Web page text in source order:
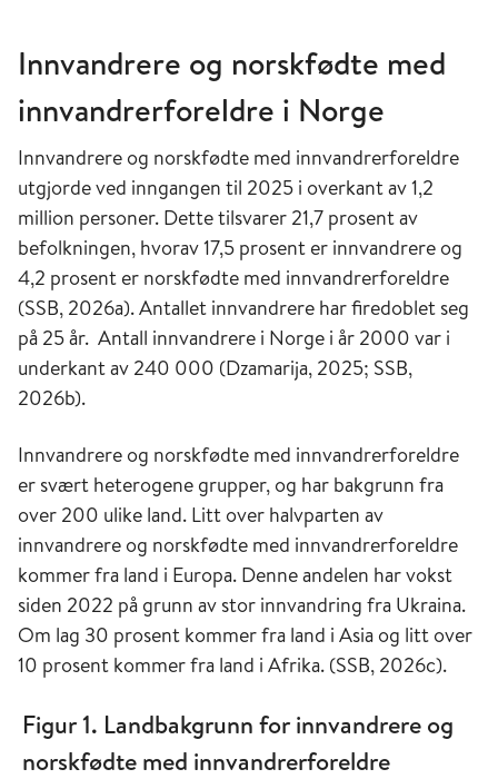
Innvandrere og norskfødte med
innvandrerforeldre i Norge
Innvandrere og norskfødte med innvandrerforeldre
utgjorde ved inngangen til 2025 i overkant av 1,2
million personer. Dette tilsvarer 21,7 prosent av
befolkningen, hvorav 17,5 prosent er innvandrere og
4,2 prosent er norskfødte med innvandrerforeldre
(SSB, 2026a). Antallet innvandrere har firedoblet seg
på 25 år. Antall innvandrere i Norge i år 2000 var i
underkant av 240 000 (Dzamarija, 2025; SSB,
2026b).
Innvandrere og norskfødte med innvandrerforeldre
er svært heterogene grupper, og har bakgrunn fra
over 200 ulike land. Litt over halvparten av
innvandrere og norskfødte med innvandrerforeldre
kommer fra land i Europa. Denne andelen har vokst
siden 2022 på grunn av stor innvandring fra Ukraina.
Om lag 30 prosent kommer fra land i Asia og litt over
10 prosent kommer fra land i Afrika. (SSB, 2026c).
Figur 1. Landbakgrunn for innvandrere og
norskfødte med innvandrerforeldre